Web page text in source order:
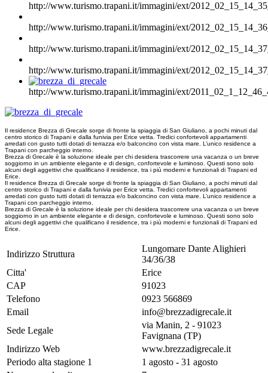
http://www.turismo.trapani.it/immagini/ext/
http://www.turismo.trapani.it/immagini/ext/
http://www.turismo.trapani.it/immagini/ext/
http://www.turismo.trapani.it/immagini/ext/
http://www.turismo.trapani.it/immagini/ext/
Il residence Brezza di Grecale sorge di fronte la spiaggia di San Giuliano, a pochi minuti dal
centro storico di Trapani e dalla funivia per Erice vetta. Tredici confortevoli appartamenti
arredati con gusto tutti dotati di terrazza e/o balconcino con vista mare. L’unico residence a
Trapani con parcheggio interno.
Brezza di Grecale è la soluzione ideale per chi desidera trascorrere una vacanza o un breve
soggiorno in un ambiente elegante e di design, confortevole e luminoso. Questi sono solo
alcuni degli aggettivi che qualificano il residence, tra i più moderni e funzionali di Trapani ed
Erice.
Il residence Brezza di Grecale sorge di fronte la spiaggia di San Giuliano, a pochi minuti dal
centro storico di Trapani e dalla funivia per Erice vetta. Tredici confortevoli appartamenti
arredati con gusto tutti dotati di terrazza e/o balconcino con vista mare. L’unico residence a
Trapani con parcheggio interno.
Brezza di Grecale è la soluzione ideale per chi desidera trascorrere una vacanza o un breve
soggiorno in un ambiente elegante e di design, confortevole e luminoso. Questi sono solo
alcuni degli aggettivi che qualificano il residence, tra i più moderni e funzionali di Trapani ed
Erice.
Indirizzo Struttura
Lungomare Dante Alighieri
34/36/38
Citta'
Erice
CAP
91023
Telefono
0923 566869
Email
info@brezzadigrecale.it
Sede Legale
via Manin, 2 - 91023
Favignana (TP)
Indirizzo Web
www.brezzadigrecale.it
Periodo alta stagione 1
1 agosto - 31 agosto